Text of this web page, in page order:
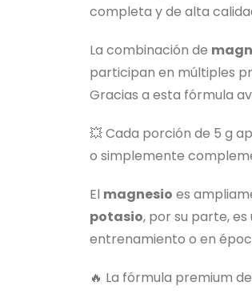
completa y de alta
La combinación de
participan en múltiples
Gracias a esta fórmula
💥 Cada porción de 5 g
o simplemente
El magnesio es
potasio, por su parte,
entrenamiento o en
🔥 La fórmula premium